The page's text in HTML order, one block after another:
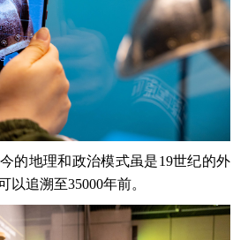
地理和政治模式虽是19世纪的外
以追溯至35000年前。